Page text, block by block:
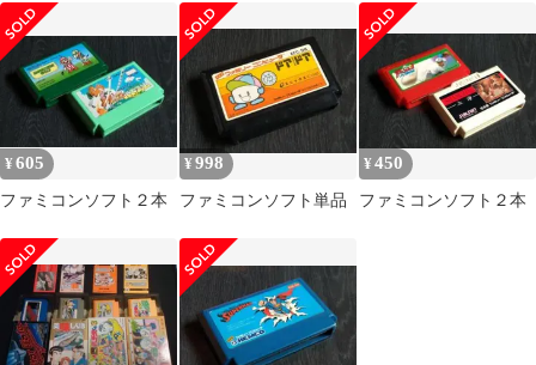
Famicom】LA
¥605
ファミコンソフト２本
¥998
ファミコンソフト単品
¥450
ファミコンソフト２本